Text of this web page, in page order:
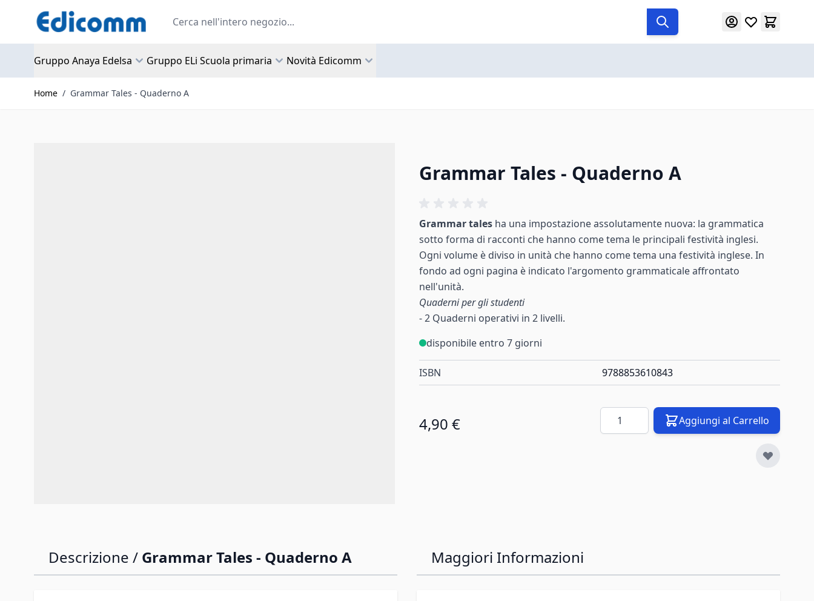
Search
Gruppo Anaya Edelsa Gruppo ELi Scuola primaria Novità Edicomm
Home / Grammar Tales - Quaderno A
Grammar Tales - Quaderno A
Grammar tales ha una impostazione assolutamente nuova: la grammatica
sotto forma di racconti che hanno come tema le principali festività inglesi.
Ogni volume è diviso in unità che hanno come tema una festività inglese. In
fondo ad ogni pagina è indicato l'argomento grammaticale affrontato
nell'unità.
Quaderni per gli studenti
- 2 Quaderni operativi in 2 livelli.
disponibile entro 7 giorni
ISBN 9788853610843
4,90 € Quantità Aggiungi al Carrello
Descrizione / Grammar Tales - Quaderno A Maggiori Informazioni